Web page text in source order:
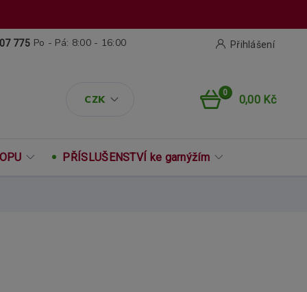
CZK
Přihlášení
775 Po - Pá: 8:00 - 16:00
0
0,00 Kč
PŘÍSLUŠENSTVÍ ke garnýžím